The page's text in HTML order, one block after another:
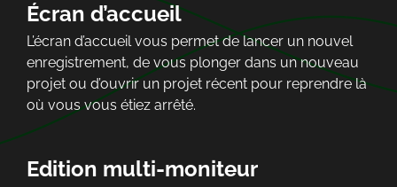
Écran d’accueil
L’écran d’accueil vous permet de lancer un nouvel
enregistrement, de vous plonger dans un nouveau
projet ou d’ouvrir un projet récent pour reprendre là
où vous vous étiez arrêté.
Edition multi-moniteur